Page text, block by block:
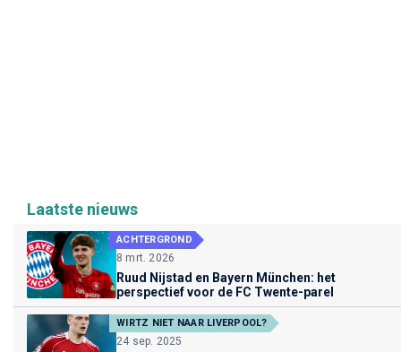
Laatste nieuws
ACHTERGROND
8 mrt. 2026
Ruud Nijstad en Bayern München: het
perspectief voor de FC Twente-parel
WIRTZ NIET NAAR LIVERPOOL?
24 sep. 2025